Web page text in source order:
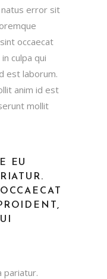
error sit
occaecat
culpa qui
est laborum.
anim id est
mollit
EU
pariatur.